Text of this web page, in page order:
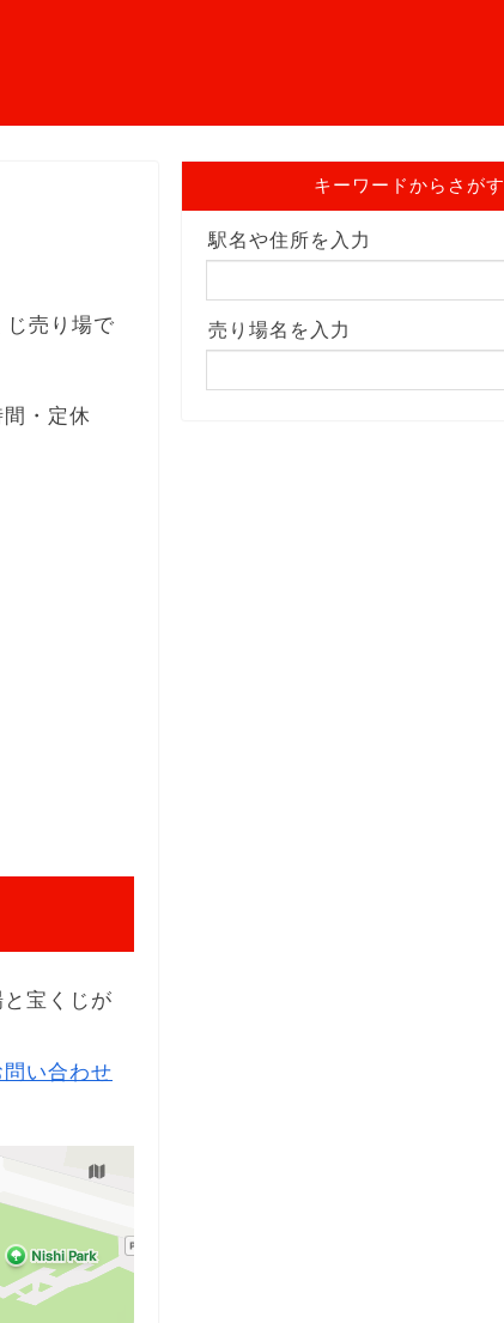
じ売り場で
・定休
宝くじが
問い合わせ
キーワードからさがす
駅名や住所を入力
売り場名を入力